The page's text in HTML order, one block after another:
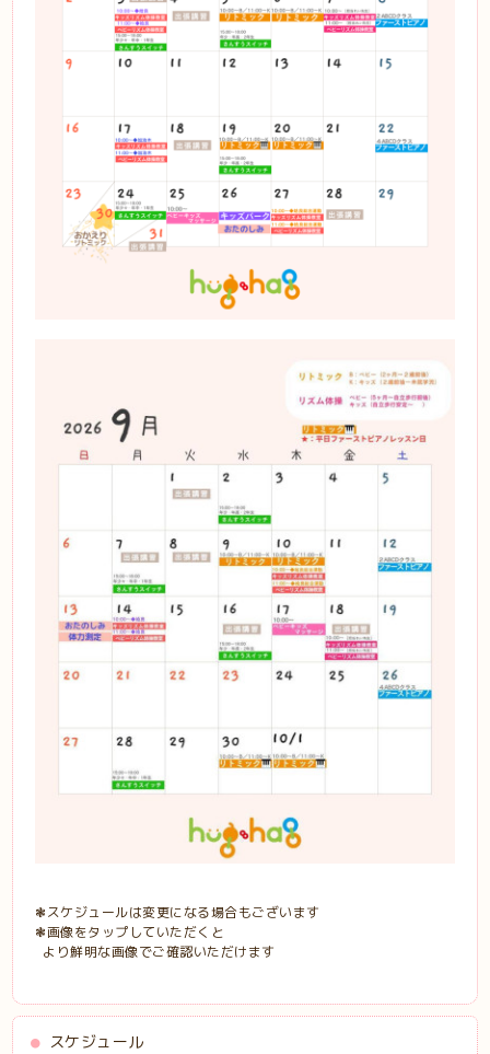
❃スケジュールは変更になる場合もございます
❃画像をタップしていただくと
より鮮明な画像でご確認いただけます
スケジュール